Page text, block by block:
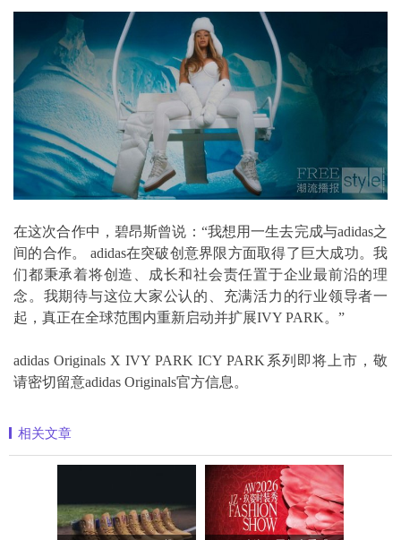
在这次合作中，碧昂斯曾说：“我想用一生去完成与adidas之
间的合作。 adidas在突破创意界限方面取得了巨大成功。我
们都秉承着将创造、成长和社会责任置于企业最前沿的理
念。我期待与这位大家公认的、充满活力的行业领导者一
起，真正在全球范围内重新启动并扩展IVY PARK。”
adidas Originals X IVY PARK ICY PARK系列即将上市，敬
请密切留意adidas Originals官方信息。
相关文章